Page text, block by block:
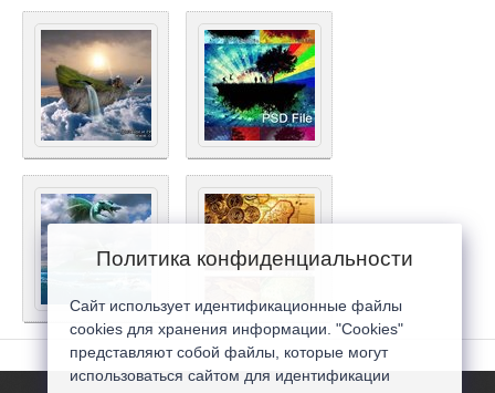
Политика конфиденциальности
Сайт использует идентификационные файлы
cookies для хранения информации. "Cookies"
представляют собой файлы, которые могут
использоваться сайтом для идентификации